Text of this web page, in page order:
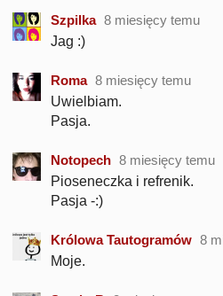
Szpilka 8 miesięcy temu
Jag :)
Roma 8 miesięcy temu
Uwielbiam.
Pasja.
Notopech 8 miesięcy temu
Pioseneczka i refrenik.
Pasja -:)
Królowa Tautogramów 8
Moje.